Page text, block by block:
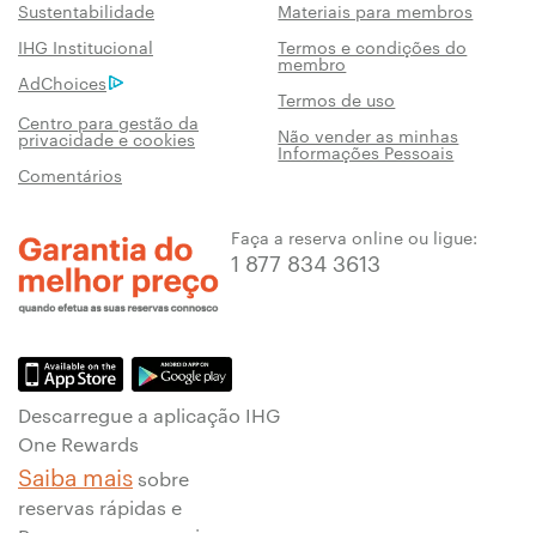
Sustentabilidade
Materiais para membros
IHG Institucional
Termos e condições do
membro
AdChoices
Termos de uso
Centro para gestão da
privacidade e cookies Não vender as minhas
Informações Pessoais
Comentários
Faça a reserva online ou ligue:
1 877 834 3613
Descarregue a aplicação IHG
One Rewards
Saiba mais sobre
reservas rápidas e